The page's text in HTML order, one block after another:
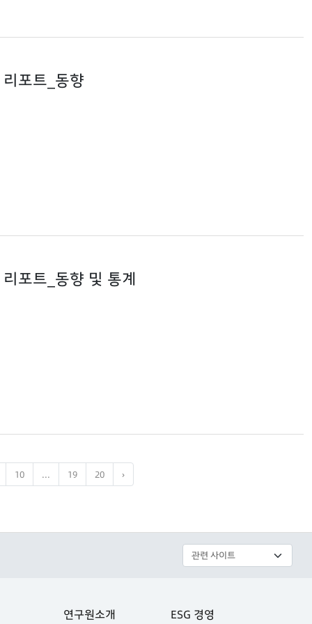
포트_동향
포트_동향 및 통계
10 ... 19 20 ›
연구원소개 ESG 경영